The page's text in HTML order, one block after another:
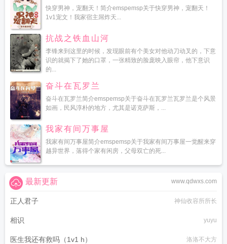
快穿男神，宠翻天！简介emspemsp关于快穿男神，宠翻天！
1v1宠文！我家宿主屌炸天...
抗战之铁血山河
李锋来到这里的时候，发现眼前有个美女对他动刀动叉的，下意
识的就揭下了她的口罩，一张精致的脸庞映入眼帘，他下意识
的...
奋斗在瓦罗兰
奋斗在瓦罗兰简介emspemsp关于奋斗在瓦罗兰瓦罗兰是个风景
如画，民风淳朴的地方，尤其是诺克萨斯，...
我家有间万事屋
我家有间万事屋简介emspemsp关于我家有间万事屋一觉醒来穿
越异世界，落得个家有闲房，父母双亡的死...
www.qdwxs.com
最新更新
正人君子 神仙收容所所长
相识 yuyu
医生我还有救吗（1v1 h） 洛洛不大方